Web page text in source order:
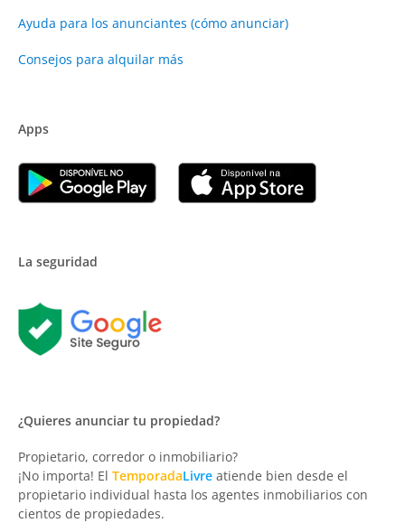
Ayuda para los anunciantes (cómo anunciar)
Consejos para alquilar más
Apps
La seguridad
¿Quieres anunciar tu propiedad?
Propietario, corredor o inmobiliario?
¡No importa! El TemporadaLivre atiende bien desde el
propietario individual hasta los agentes inmobiliarios con
cientos de propiedades.